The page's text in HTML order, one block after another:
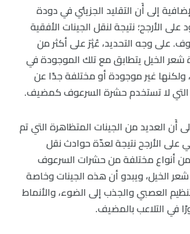
إلى أَن التقليد الجزيئي في دودة
الأرجح؛ نتيجة لنقل الجينات الأفقية
على وجه التحديد، عُثِرَ على أكثر من
شعر الخيل يتطابق مع تلك الموجودة في
غير موجودة أو مختلفة جدًا عن
التي لا تستخدم حشرة السرعوف كمضيف.
أَن العديد من الجينات المتظاهرة التي تم
على الأرجح نتيجة لعدّة حوادث نقل
من أنواع مختلفة من حشرات السرعوف
الخيل، ويبدو أن هذه الجينات وخاصة
العصبي والجذب إلى الضوء، والأنماط
في التلاعب بالمضيف.